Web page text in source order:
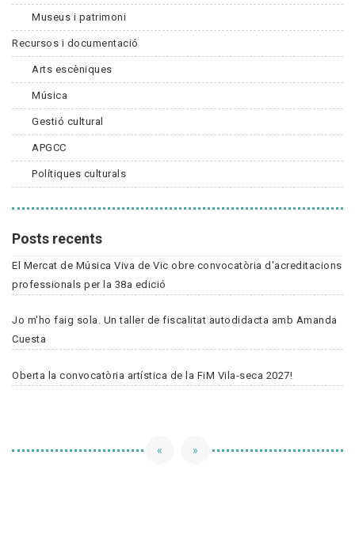
Museus i patrimoni
Recursos i documentació
Arts escèniques
Música
Gestió cultural
APGCC
Polítiques culturals
Posts recents
El Mercat de Música Viva de Vic obre convocatòria d'acreditacions
professionals per la 38a edició
Jo m'ho faig sola. Un taller de fiscalitat autodidacta amb Amanda
Cuesta
Oberta la convocatòria artística de la FiM Vila-seca 2027!
« »